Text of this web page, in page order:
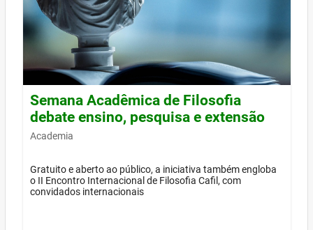
Semana Acadêmica de Filosofia
debate ensino, pesquisa e extensão
Academia
Gratuito e aberto ao público, a iniciativa também engloba
o II Encontro Internacional de Filosofia Cafil, com
convidados internacionais